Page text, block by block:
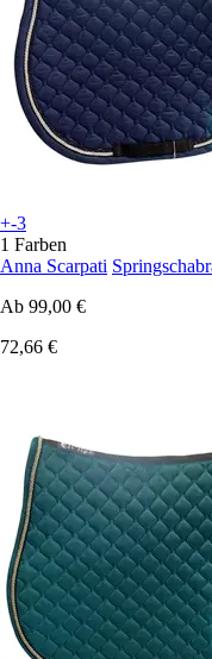
+-3
1 Farben
Anna Scarpati
Ab 99,00 €
72,66 €